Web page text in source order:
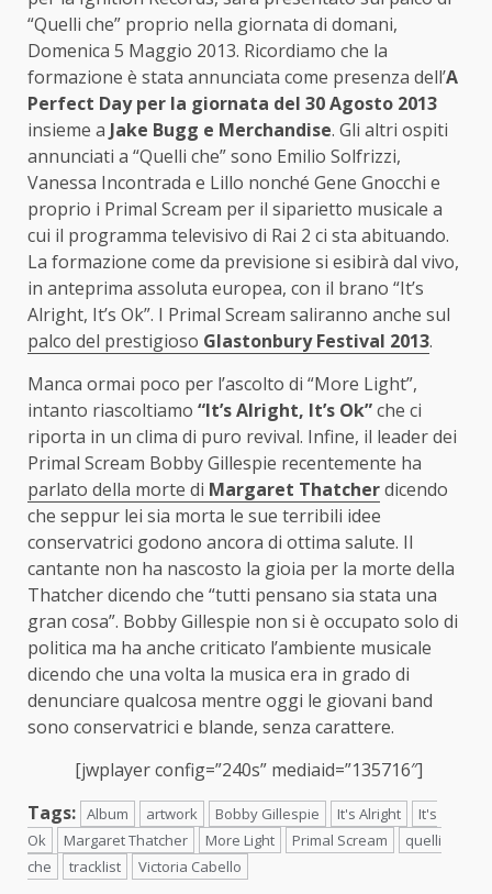
“Quelli che” proprio nella giornata di domani,
Domenica 5 Maggio 2013. Ricordiamo che la
formazione è stata annunciata come presenza dell’A
Perfect Day per la giornata del 30 Agosto 2013
insieme a Jake Bugg e Merchandise. Gli altri ospiti
annunciati a “Quelli che” sono Emilio Solfrizzi,
Vanessa Incontrada e Lillo nonché Gene Gnocchi e
proprio i Primal Scream per il siparietto musicale a
cui il programma televisivo di Rai 2 ci sta abituando.
La formazione come da previsione si esibirà dal vivo,
in anteprima assoluta europea, con il brano “It’s
Alright, It’s Ok”. I Primal Scream saliranno anche sul
palco del prestigioso Glastonbury Festival 2013.
Manca ormai poco per l’ascolto di “More Light”,
intanto riascoltiamo “It’s Alright, It’s Ok”che ci
riporta in un clima di puro revival. Infine, il leader dei
Primal Scream Bobby Gillespie recentemente ha
parlato della morte di Margaret Thatcherdicendo
che seppur lei sia morta le sue terribili idee
conservatrici godono ancora di ottima salute. Il
cantante non ha nascosto la gioia per la morte della
Thatcher dicendo che “tutti pensano sia stata una
gran cosa”. Bobby Gillespie non si è occupato solo di
politica ma ha anche criticato l’ambiente musicale
dicendo che una volta la musica era in grado di
denunciare qualcosa mentre oggi le giovani band
sono conservatrici e blande, senza carattere.
[jwplayer config=”240s” mediaid=”135716″]
Tags: Album artwork Bobby Gillespie It's Alright
It's
Ok
Margaret Thatcher More Light Primal Scream
quelli
che
tracklist Victoria Cabello